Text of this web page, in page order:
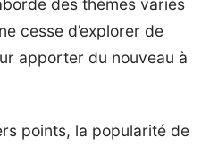
des thèmes variés
cesse d’explorer de
apporter du nouveau à
points, la popularité de